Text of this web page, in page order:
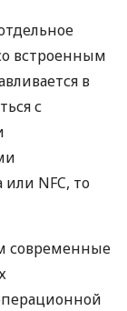
встроенным
в
с
NFC, то
современные